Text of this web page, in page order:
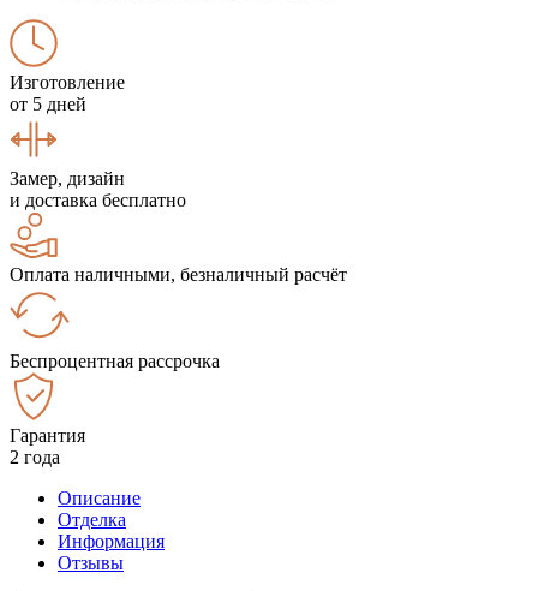
Изготовление
от 5 дней
Замер, дизайн
и доставка бесплатно
Оплата наличными, безналичный расчёт
Беспроцентная рассрочка
Гарантия
2 года
Описание
Отделка
Информация
Отзывы